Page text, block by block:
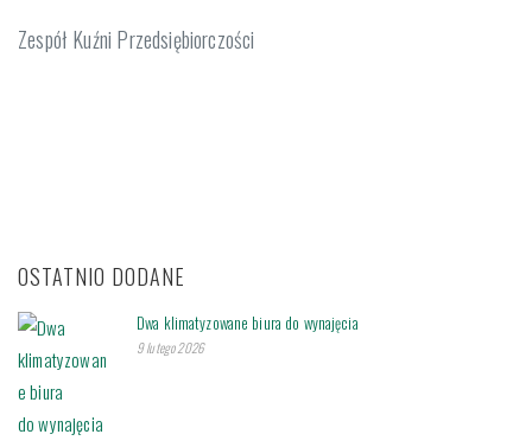
Zespół Kuźni Przedsiębiorczości
OSTATNIO DODANE
Dwa klimatyzowane biura do wynajęcia
9 lutego 2026